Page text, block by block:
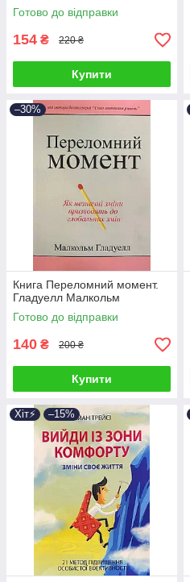
Готово до відправки
154 ₴ 220 ₴
Купити
–30%
Книга Переломний момент.
Гладуелл Малкольм
Готово до відправки
140 ₴ 200 ₴
Купити
Хіт⚡️ –15%